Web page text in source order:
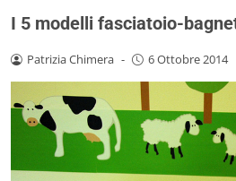
I 5 modelli fasciatoio-
Patrizia Chimera - 6 Ottobre 2014